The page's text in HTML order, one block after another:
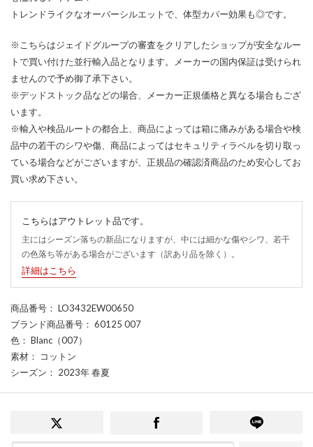
トレンドライクなオーバーシルエットで、体型カバー効果も◎です。
※こちらはジェイドグループの審査をクリアしたショップが安全なルー
トで買い付けた並行輸入品となります。メーカーの国内保証は受けられ
ませんので予め御了承下さい。
※デッドストック品などの場合、メーカー正規価格と異なる場合もござ
います。
※輸入や検品ルートの都合上、商品によっては箱に痛みがある場合や検
品中の若干のシワや傷、商品によってはセキュリティラベルを切り取っ
ている場合などがございますが、正規品の確認済商品のため安心してお
買い求め下さい。
こちらはアウトレット品です。
主にはシーズン落ちの新品になりますが、中には細かな傷やシワ、若干
の色落ち等がある場合がございます（訳あり品を除く）。
詳細はこちら
商品番号 ： LO3432EW00650
ブランド商品番号 ： 60125 007
色 ： Blanc（007）
素材 ： コットン
シーズン ： 2023年 春夏